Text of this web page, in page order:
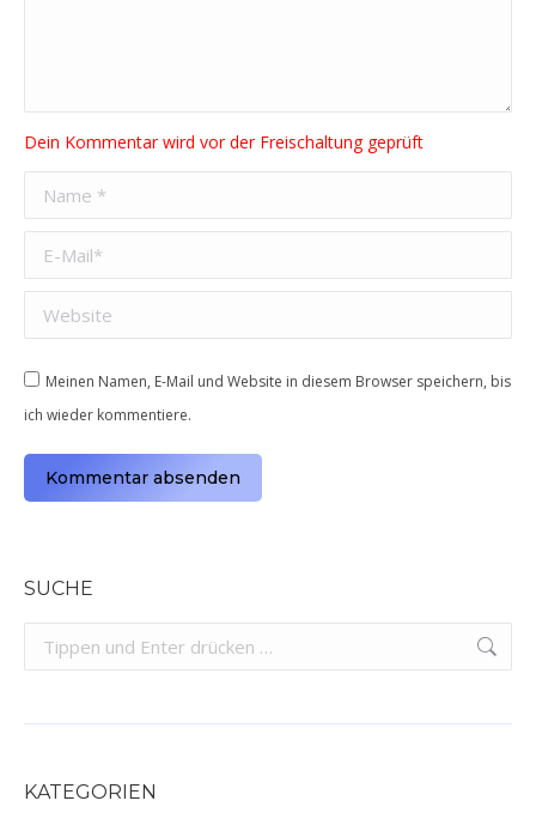
Name *
E-Mail *
Website
Meinen Namen, E-Mail und Website in diesem Browser speichern, bis
ich wieder kommentiere.
Kommentar absenden
SUCHE
Search:
KATEGORIEN